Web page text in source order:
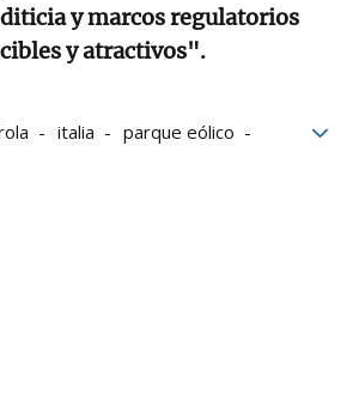
y marcos regulatorios
y atractivos".
italia
parque eólico